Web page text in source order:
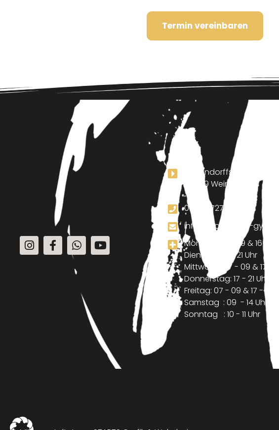
Termin vereinbaren
Mierendorffstraße 23
69469 Weinheim
015206727195
info@movement-
Montag: 07 - 09 & 16 - 21
Dienstag: 17 - 21 Uhr
Mittwoch: 07 - 09 & 17 -
Donnerstag: 17 - 21 Uhr
Freitag: 07 - 09 & 17 - 20
Samstag : 09 - 14 Uhr
Sonntag : 10 - 11 Uhr